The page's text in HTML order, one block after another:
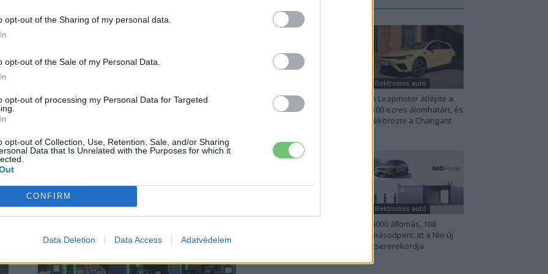
opt-out of the Sharing of my personal data.
opt-out of the Sale of my Personal Data.
opt-out of processing my Personal Data for Targeted
opt-out of Collection, Use, Retention, Sale, and/or Sharing
Data that Is Unrelated with the Purposes for which it
CONFIRM
Data Deletion Data Access Adatvédelem
Elektromos autó
Tesla töltőállomását
munkálatok idejét.
Kína szigorú határt
szabott: legfeljebb 5%
Elektromos autó
A Leapmotor átlépte a
100 ezres álomhatárt, és
lekörözte a Changant
Elektromos autó
4000 állomás, 108
másodperc: itt a Nio új
csererekordja